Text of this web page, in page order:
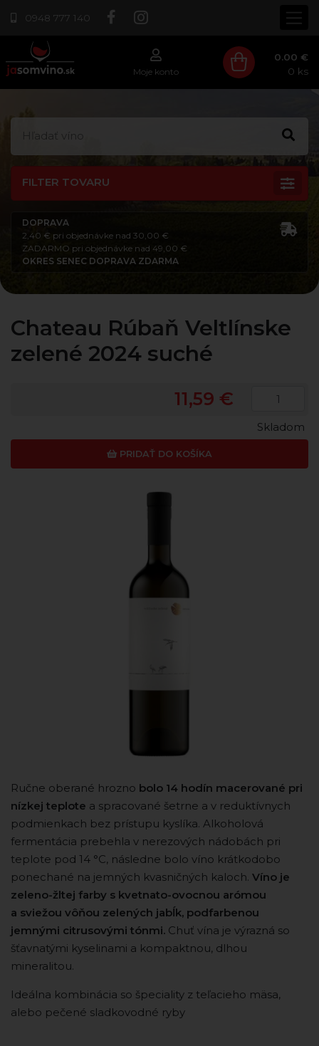
0948 777 140
Moje konto
0.00 €
0 ks
FILTER TOVARU
DOPRAVA
2,40 € pri objednávke nad 30,00 €
ZADARMO pri objednávke nad 49,00 €
OKRES SENEC DOPRAVA ZDARMA
Chateau Rúbaň Veltlínske
zelené 2024 suché
11,59 €
PRIDAŤ DO KOŠÍKA
Skladom
Ručne oberané hrozno bolo 14 hodín macerované pri
nízkej teplote a spracované šetrne a v reduktívnych
podmienkach bez prístupu kyslíka. Alkoholová
fermentácia prebehla v nerezových nádobách pri
teplote pod 14 °C, následne bolo víno krátkodobo
ponechané na jemných kvasničných kaloch. Víno je
zeleno-žltej farby s kvetnato-ovocnou arómou
a sviežou vôňou zelených jabĺk, podfarbenou
jemnými citrusovými tónmi. Chuť vína je výrazná so
šťavnatými kyselinami a kompaktnou, dlhou
mineralitou.
Ideálna kombinácia so špeciality z teľacieho mäsa,
alebo pečené sladkovodné ryby